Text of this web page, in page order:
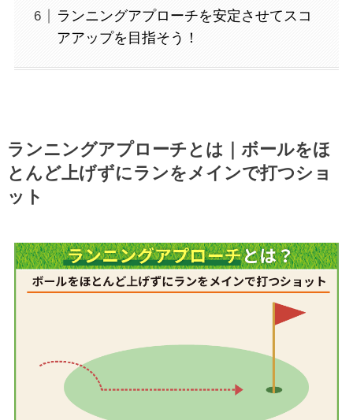
ランニングアプローチを安定させてスコ
アアップを目指そう！
ランニングアプローチとは｜ボールをほ
とんど上げずにランをメインで打つショ
ット